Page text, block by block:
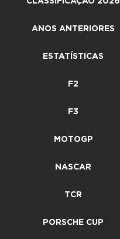
ANOS ANTERIORES
ESTATÍSTICAS
F2
F3
MOTOGP
NASCAR
TCR
PORSCHE CUP